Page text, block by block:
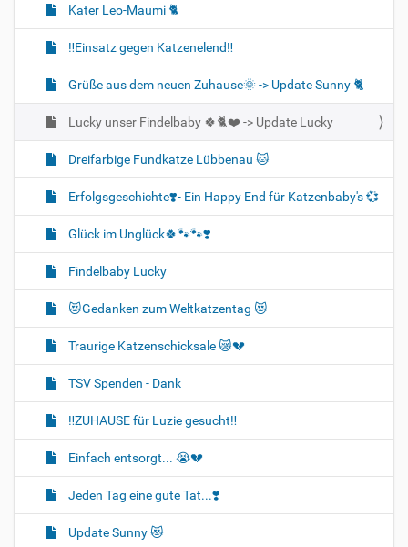
Kater Leo-Maumi 🐈
‼️Einsatz gegen Katzenelend‼️
Grüße aus dem neuen Zuhause🌞 -> Update Sunny 🐈
Lucky unser Findelbaby 🍀🐈❤️ -> Update Lucky
Dreifarbige Fundkatze Lübbenau 🐱
Erfolgsgeschichte❣️- Ein Happy End für Katzenbaby's 💞
Glück im Unglück🍀🐾🐾❣️
Findelbaby Lucky
😻Gedanken zum Weltkatzentag 😻
Traurige Katzenschicksale 😿💔
TSV Spenden - Dank
‼️ZUHAUSE für Luzie gesucht‼️
Einfach entsorgt... 😭💔
Jeden Tag eine gute Tat...❣️
Update Sunny 😻